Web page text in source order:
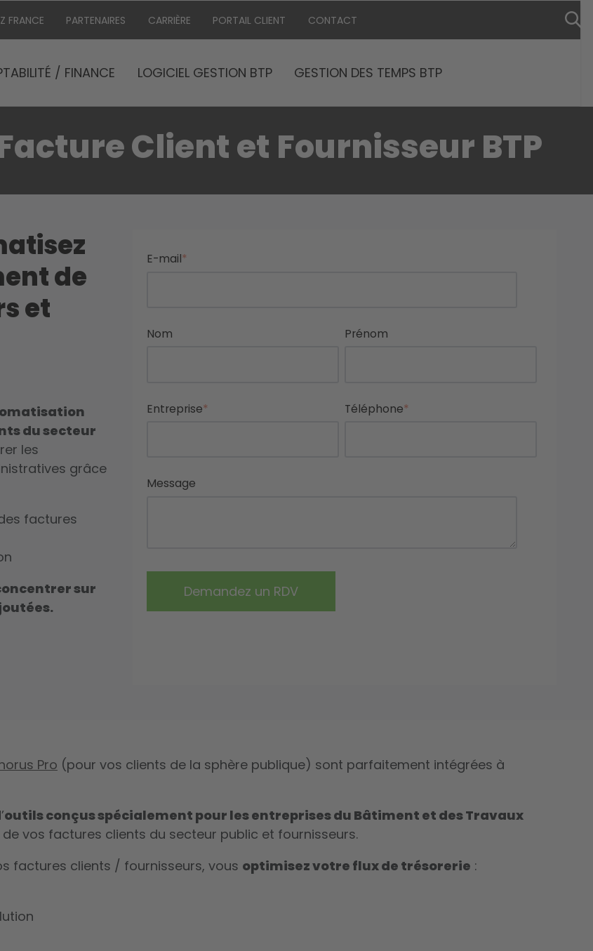
FRANCE PARTENAIRES CARRIÈRE PORTAIL CLIENT CONTACT
/ FINANCE LOGICIEL GESTION BTP GESTION DES TEMPS BTP
Client et Fournisseur BTP
de
et
du secteur
les
grâce
factures
sur
E-mail*
Nom Prénom
Entreprise* Téléphone*
Message
Pro (pour vos clients de la sphère publique) sont parfaitement intégrées à
outils conçus spécialement pour les entreprises du Bâtiment et des Travaux
vos factures clients du secteur public et fournisseurs.
factures clients / fournisseurs, vous optimisez votre flux de trésorerie :